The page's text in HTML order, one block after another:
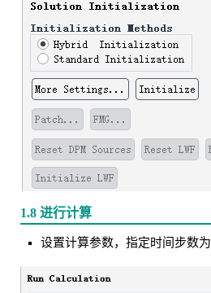
1.8 进行计算
设置计算参数，指定时间步数为